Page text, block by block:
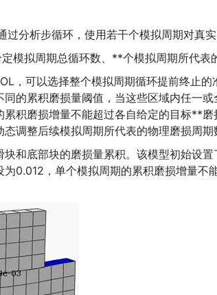
分析步循环，使用若干个模拟周期对真
模拟周期总循环数、**个模拟周期所代
，可以选择整个模拟周期循环提前终止
的累积磨损量阈值，当这些区域内任一
积磨损增量不能超过各自给定的目标**
调整后续模拟周期所代表的物理磨损周期
和底部块的磨损量累积。该模型初始
0.012，单个模拟周期的累积磨损增量